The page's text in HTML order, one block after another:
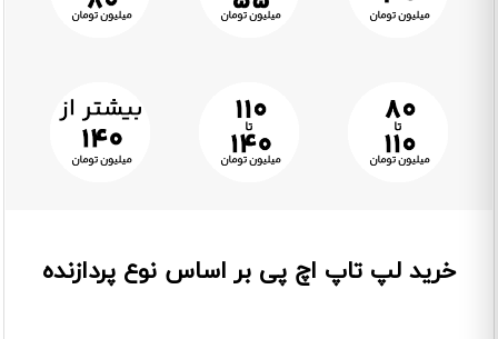
خرید لپ تاپ اچ پی بر اساس نوع پردازنده